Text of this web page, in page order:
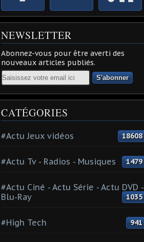
NEWSLETTER
Abonnez-vous pour être averti des
nouveaux articles publiés.
Email
CATÉGORIES
#Actu Jeux vidéos 18608
#Actu Tv - Radios - Musiques 1479
#Actu Ciné - Actu Série - Actu DVD -
Blu-Ray
1035
#High Tech 941